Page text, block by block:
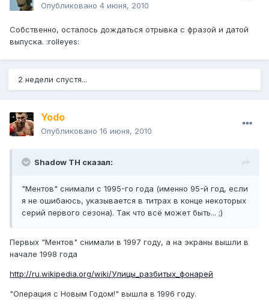
Опубликовано 4 июня, 2010
Собственно, осталось дождаться отрывка с фразой и датой
выпуска. :rolleyes:
2 недели спустя...
Yodo
Опубликовано 16 июня, 2010
Shadow TH сказал:
"Ментов" снимали с 1995-го года (именно 95-й год, если
я не ошибаюсь, указывается в титрах в конце некоторых
серий первого сезона). Так что всё может быть... ;)
Первых "Ментов" снимали в 1997 году, а на экраны вышли в
начале 1998 года
http://ru.wikipedia.org/wiki/Улицы_разбитых_фонарей
"Операция с Новым Годом!" вышла в 1996 году.